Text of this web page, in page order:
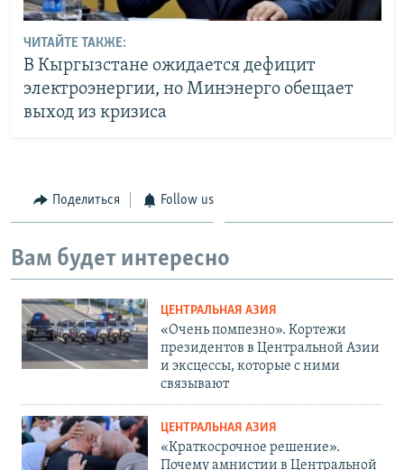
ЧИТАЙТЕ ТАКЖЕ:
В Кыргызстане ожидается дефицит
электроэнергии, но Минэнерго обещает
выход из кризиса
Поделиться Follow us
Вам будет интересно
ЦЕНТРАЛЬНАЯ АЗИЯ
«Очень помпезно». Кортежи
президентов в Центральной Азии
и эксцессы, которые с ними
связывают
ЦЕНТРАЛЬНАЯ АЗИЯ
«Краткосрочное решение».
Почему амнистии в Центральной